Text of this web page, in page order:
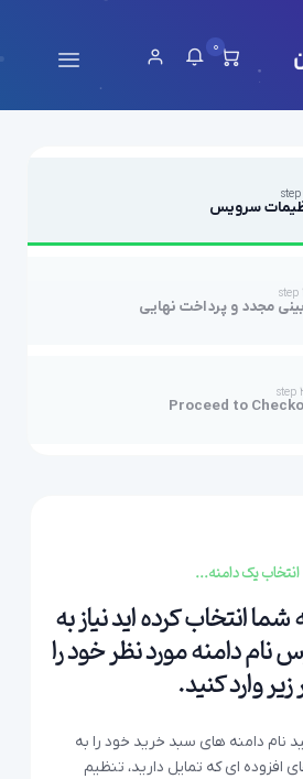
0
سرویس
step
مجدد و پرداخت نهایی
step
Proceed to
انتخاب یک دامنه...
انتخاب کرده اید نیاز به
نام دامنه مورد نظر خود را
زیر وارد کنید.
نام دامنه های سبد خرید خود را به
ای که تمایل دارید، تنظیم